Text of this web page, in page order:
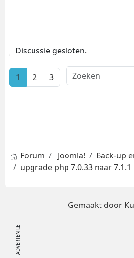
Discussie gesloten.
1 2 3
Forum Joomla!
Back-up
upgrade php 7.0.33 naar
Gemaakt door